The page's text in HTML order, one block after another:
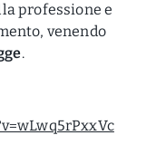
professione e
venendo
.